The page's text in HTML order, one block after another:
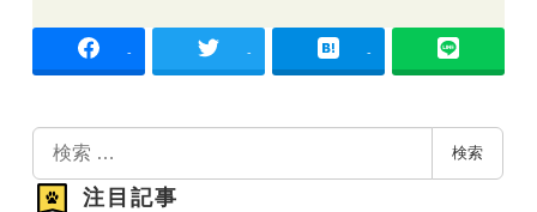
- - -
検
索
検索
注目記事